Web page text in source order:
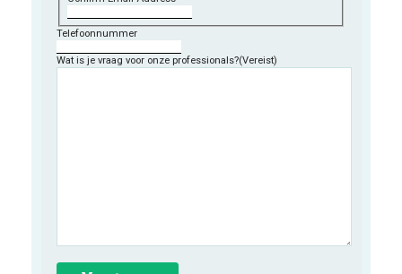
Telefoonnummer
Wat is je vraag voor onze professionals?(Vereist)